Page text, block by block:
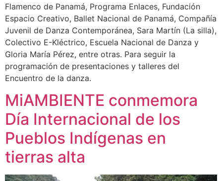
Flamenco de Panamá, Programa Enlaces, Fundación
Espacio Creativo, Ballet Nacional de Panamá, Compañía
Juvenil de Danza Contemporánea, Sara Martín (La silla),
Colectivo E-Kléctrico, Escuela Nacional de Danza y
Gloria María Pérez, entre otras. Para seguir la
programación de presentaciones y talleres del
Encuentro de la danza.
MiAMBIENTE conmemora
Día Internacional de los
Pueblos Indígenas en
tierras alta